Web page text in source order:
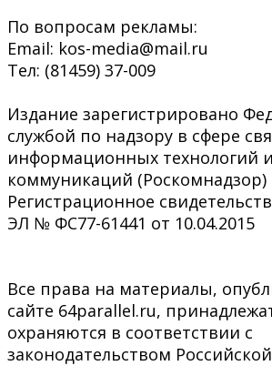
По вопросам рекламы:
Email: kos-media@mail.ru
Тел: (81459) 37-009
Издание зарегистрировано
службой по надзору в сфере
информационных технологий
коммуникаций (Роскомнадзор)
Регистрационное
ЭЛ № ФС77-61441 от 10.04.2015
Все права на материалы,
сайте 64parallel.ru,
охраняются в соответствии с
законодательством